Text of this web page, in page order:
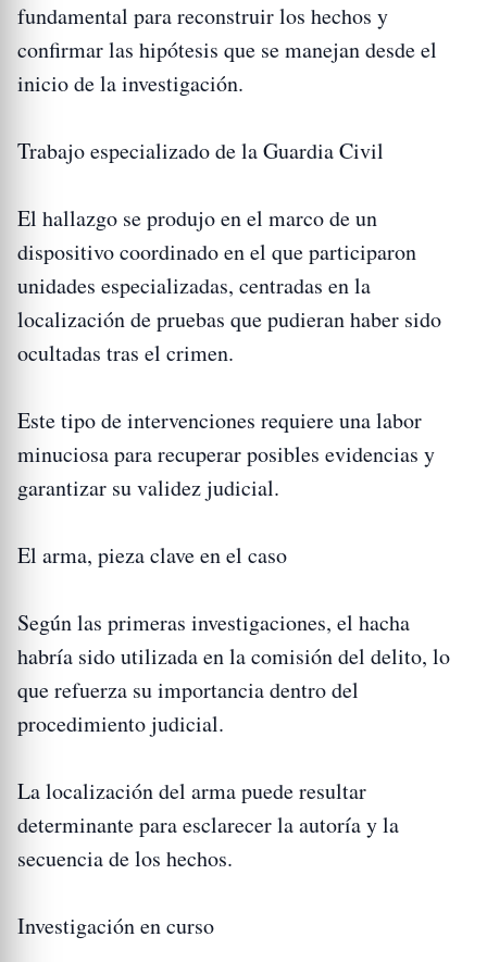
fundamental para reconstruir los hechos y
confirmar las hipótesis que se manejan desde el
inicio de la investigación.
Trabajo especializado de la Guardia Civil
El hallazgo se produjo en el marco de un
dispositivo coordinado en el que participaron
unidades especializadas, centradas en la
localización de pruebas que pudieran haber sido
ocultadas tras el crimen.
Este tipo de intervenciones requiere una labor
minuciosa para recuperar posibles evidencias y
garantizar su validez judicial.
El arma, pieza clave en el caso
Según las primeras investigaciones, el hacha
habría sido utilizada en la comisión del delito, lo
que refuerza su importancia dentro del
procedimiento judicial.
La localización del arma puede resultar
determinante para esclarecer la autoría y la
secuencia de los hechos.
Investigación en curso